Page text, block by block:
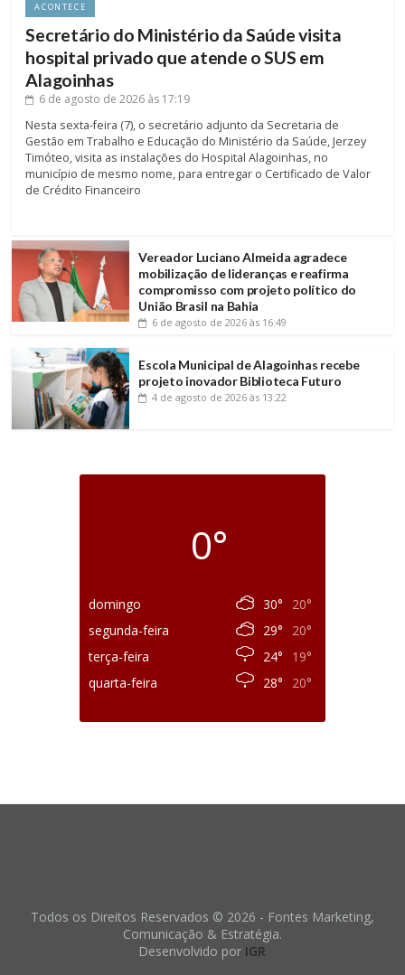
ACONTECE
Secretário do Ministério da Saúde visita
hospital privado que atende o SUS em
Alagoinhas
6 de agosto de 2026 às 17:19
Nesta sexta-feira (7), o secretário adjunto da Secretaria de
Gestão em Trabalho e Educação do Ministério da Saúde, Jerzey
Timóteo, visita as instalações do Hospital Alagoinhas, no
município de mesmo nome, para entregar o Certificado de Valor
de Crédito Financeiro
Vereador Luciano Almeida agradece
mobilização de lideranças e reafirma
compromisso com projeto político do
União Brasil na Bahia
6 de agosto de 2026 às 16:49
Escola Municipal de Alagoinhas recebe
projeto inovador Biblioteca Futuro
4 de agosto de 2026 às 13:22
0°
domingo 30°
20°
segunda-feira
29°
20°
terça-feira
24°
19°
quarta-feira
28° 20°
Todos os Direitos Reservados © 2026 - Fontes Marketing,
Comunicação & Estratégia.
Desenvolvido por IGR